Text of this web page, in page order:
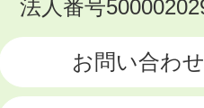
法人番号
お問い合わせ